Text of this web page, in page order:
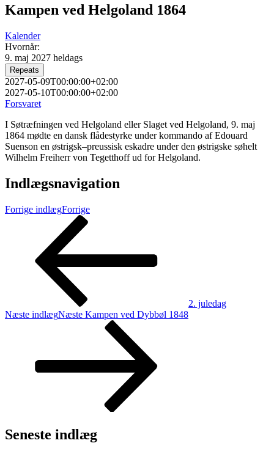
Kampen ved Helgoland 1864
Kalender
Hvornår:
9. maj 2027 heldags
Repeats
2027-05-09T00:00:00+02:00
2027-05-10T00:00:00+02:00
Forsvaret
I Søtræfningen ved Helgoland eller Slaget ved Helgoland, 9. maj
1864 mødte en dansk flådestyrke under kommando af Edouard
Suenson en østrigsk–preussisk eskadre under den østrigske søhelt
Wilhelm Freiherr von Tegetthoff ud for Helgoland.
Indlægsnavigation
Forrige indlægForrige
2. juledag
Næste indlægNæste Kampen ved Dybbøl 1848
Seneste indlæg